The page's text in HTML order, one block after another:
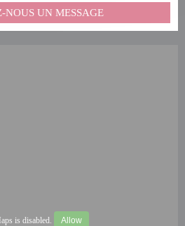
NOUS UN MESSAGE
is disabled. Allow